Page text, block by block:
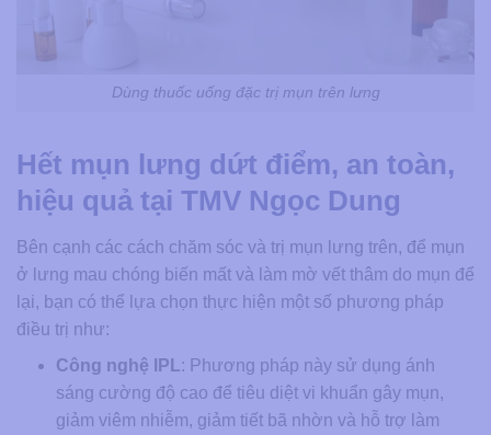
Dùng thuốc uống đặc trị mụn trên lưng
Hết mụn lưng dứt điểm, an toàn,
hiệu quả tại TMV Ngọc Dung
Bên cạnh các cách chăm sóc và trị mụn lưng trên, để mụn
ở lưng mau chóng biến mất và làm mờ vết thâm do mụn để
lại, bạn có thể lựa chọn thực hiện một số phương pháp
điều trị như:
Công nghệ IPL: Phương pháp này sử dụng ánh
sáng cường độ cao để tiêu diệt vi khuẩn gây mụn,
giảm viêm nhiễm, giảm tiết bã nhờn và hỗ trợ làm